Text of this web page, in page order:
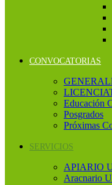
CONVOCATORIAS
Educación
Posgrados
Próximas
SERVICIOS
APIARIO
Aracnario